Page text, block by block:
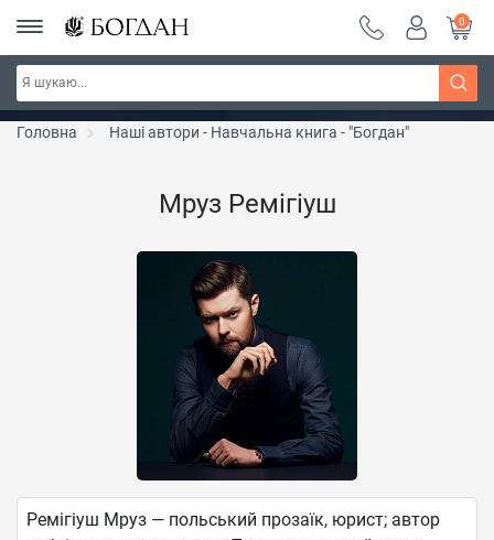
Серія "Чейзіана" ~ знижка 20%
0
Головна Наші автори - Навчальна книга - "Богдан"
Мруз Ремігіуш
Ремігіуш Мруз — польський прозаїк, юрист; автор